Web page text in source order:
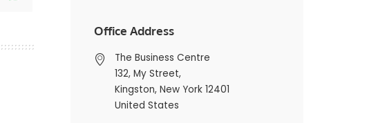
Office Address
The Business Centre
132, My Street,
Kingston, New York 12401
United States